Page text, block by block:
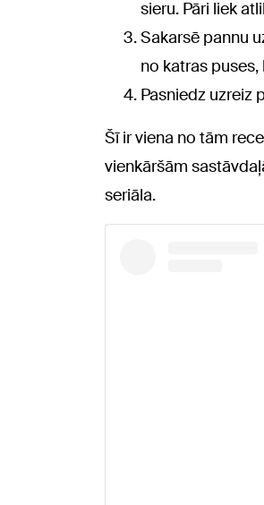
sieru. Pāri liek
Sakarsē pannu
no katras
Pasniedz uzreiz
Šī ir viena no tām
vienkāršām
seriāla.